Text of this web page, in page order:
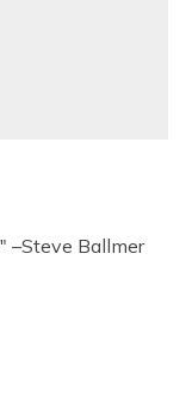
–Steve Ballmer